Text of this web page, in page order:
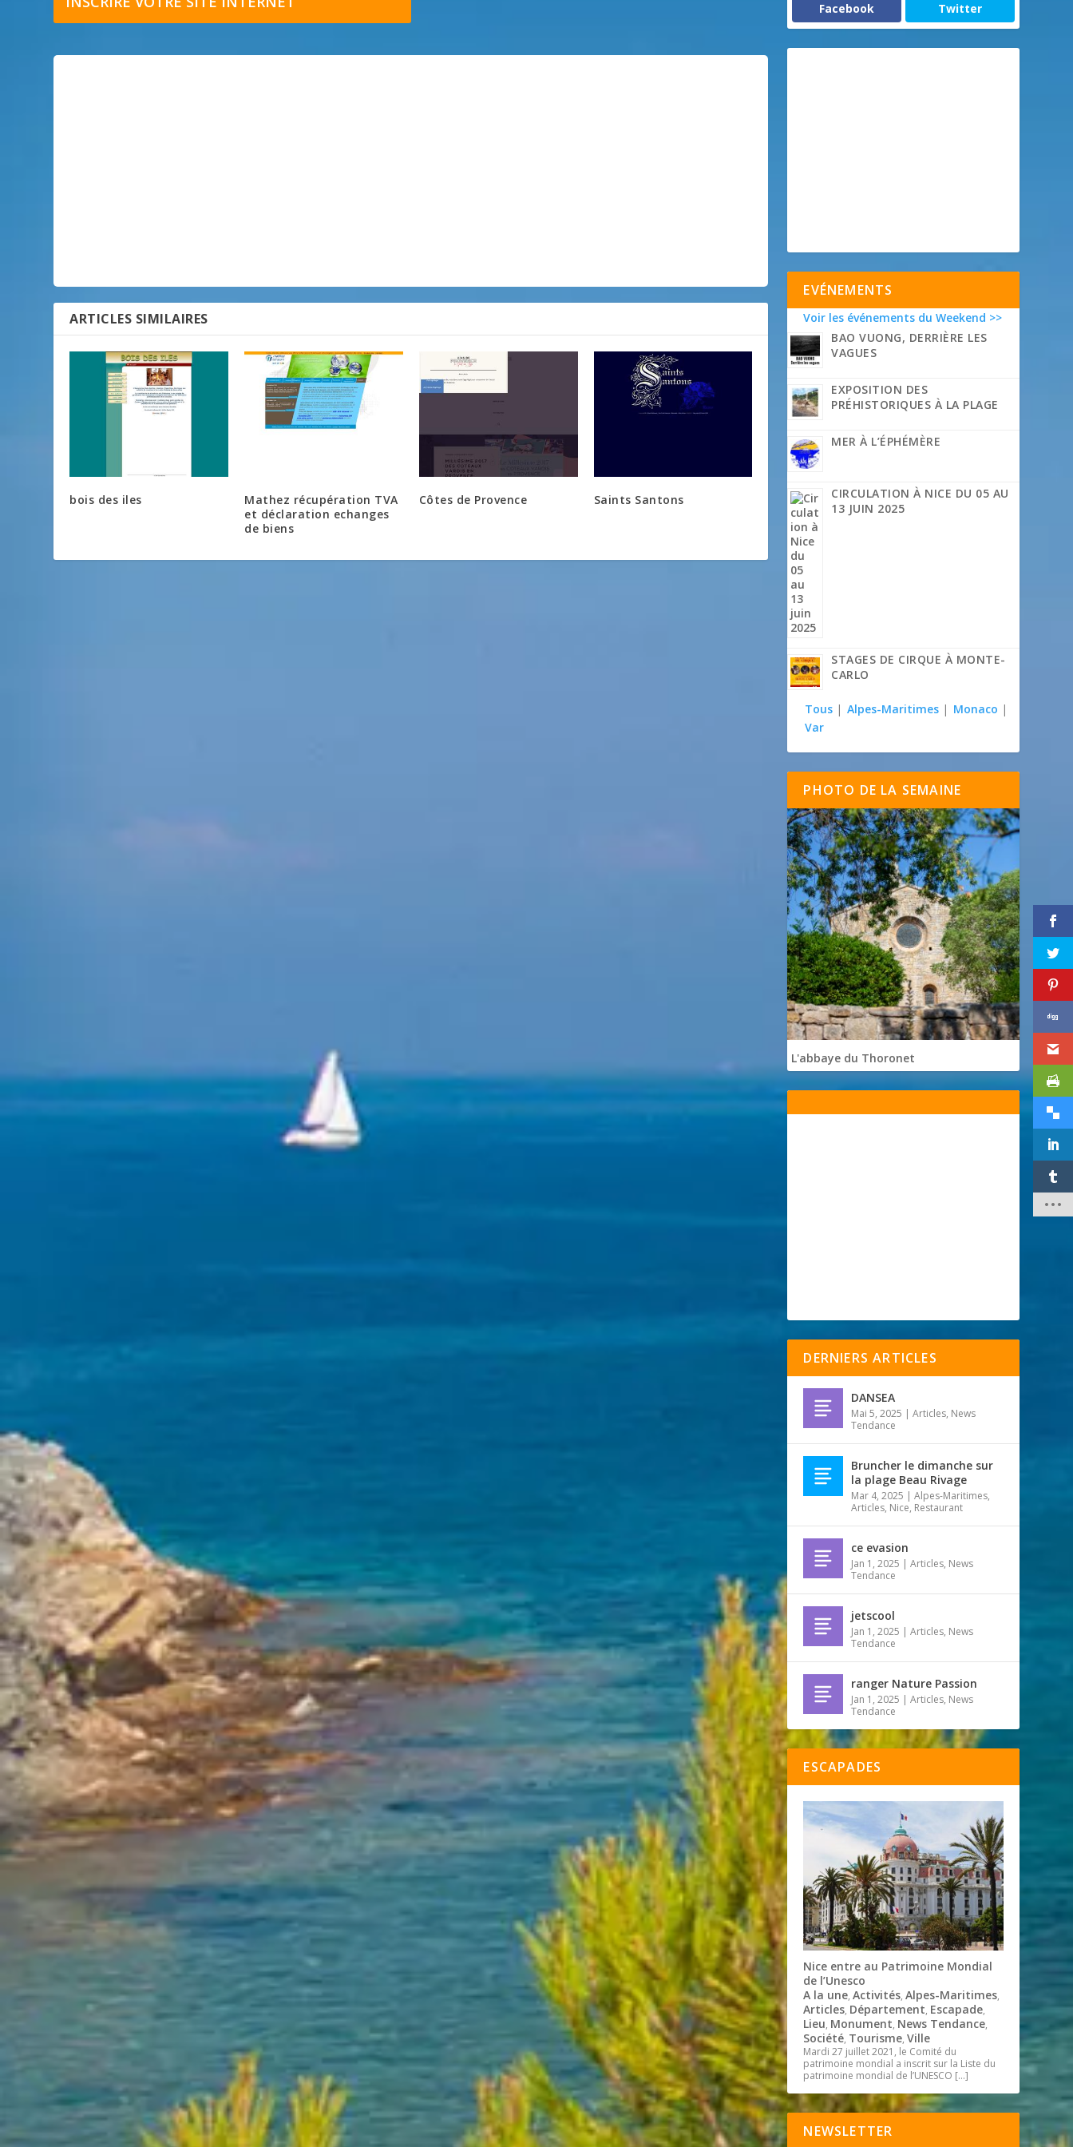
ARTICLES SIMILAIRES
bois des iles
Mathez récupération TVA
et déclaration echanges
de biens
Côtes de Provence Saints Santons
Facebook Twitter
EVÉNEMENTS
Voir les événements du Weekend >>
BAO VUONG, DERRIÈRE LES
VAGUES
EXPOSITION DES
PRÉHISTORIQUES À LA PLAGE
MER À L’ÉPHÉMÈRE
CIRCULATION À NICE DU 05 AU
13 JUIN 2025
STAGES DE CIRQUE À MONTE-
CARLO
Tous | Alpes-Maritimes | Monaco |
Var
PHOTO DE LA SEMAINE
L'abbaye du Thoronet
DERNIERS ARTICLES
DANSEA
Mai 5, 2025 |Articles, News
Tendance
Bruncher le dimanche sur
la plage Beau Rivage
Mar 4, 2025 |Alpes-Maritimes,
Articles, Nice, Restaurant
ce evasion
Jan 1, 2025 |Articles, News
Tendance
jetscool
Jan 1, 2025 |Articles, News
Tendance
ranger Nature Passion
Jan 1, 2025 |Articles, News
Tendance
ESCAPADES
Nice entre au Patrimoine Mondial
de l’Unesco
A la une,Activités,Alpes-Maritimes,
Articles, Département, Escapade,
Lieu, Monument, News Tendance,
Société, Tourisme,Ville
Mardi 27 juillet 2021, le Comité du
patrimoine mondial a inscrit sur la Liste du
patrimoine mondial de l’UNESCO […]
NEWSLETTER